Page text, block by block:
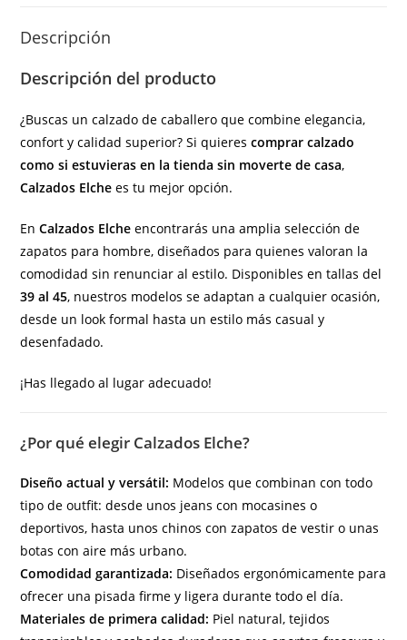
Descripción
Descripción del producto
¿Buscas un calzado de caballero que combine elegancia,
confort y calidad superior? Si quierescomprar calzado
como si estuvieras en la tienda sin moverte de casa,
Calzados Elche es tu mejor opción.
EnCalzados Elche encontrarás una amplia selección de
zapatos para hombre, diseñados para quienes valoran la
comodidad sin renunciar al estilo. Disponibles en tallas del
39 al 45, nuestros modelos se adaptan a cualquier ocasión,
desde un look formal hasta un estilo más casual y
desenfadado.
¡Has llegado al lugar adecuado!
¿Por qué elegir Calzados Elche?
Diseño actual y versátil: Modelos que combinan con todo
tipo de outfit: desde unos jeans con mocasines o
deportivos, hasta unos chinos con zapatos de vestir o unas
botas con aire más urbano.
Comodidad garantizada: Diseñados ergonómicamente para
ofrecer una pisada firme y ligera durante todo el día.
Materiales de primera calidad: Piel natural, tejidos